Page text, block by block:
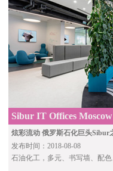
Sibur IT Offices
炫彩流动 俄罗斯石化巨头
发布时间：2018-08-08
石油化工，多元、书写墙、配